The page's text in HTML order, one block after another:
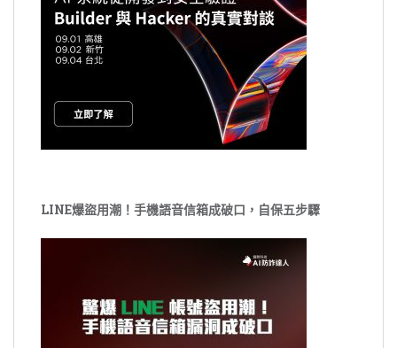
LINE爆盜用潮！手機語音信箱成破口，自保五步驟